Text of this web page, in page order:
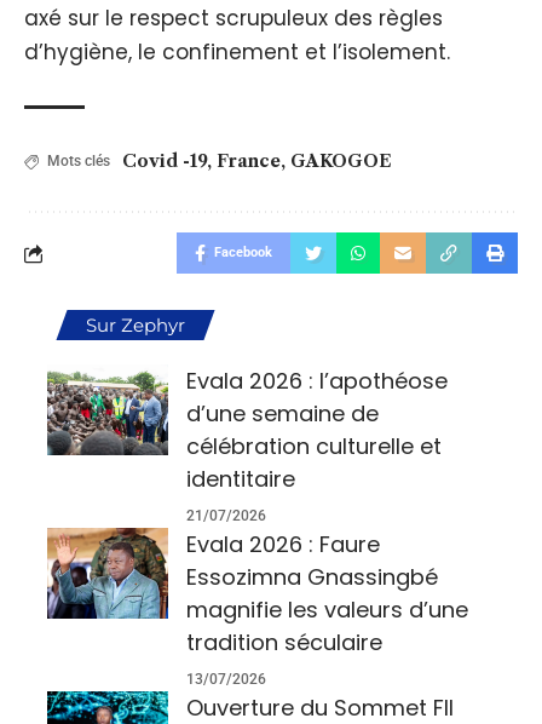
axé sur le respect scrupuleux des règles
d’hygiène, le confinement et l’isolement.
Mots clés Covid -19, France, GAKOGOE
Facebook
Sur Zephyr
Evala 2026 : l’apothéose
d’une semaine de
célébration culturelle et
identitaire
21/07/2026
Evala 2026 : Faure
Essozimna Gnassingbé
magnifie les valeurs d’une
tradition séculaire
13/07/2026
Ouverture du Sommet FII